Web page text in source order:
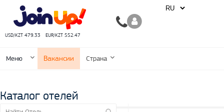
USD/KZT 479.33 EUR/KZT 552.47
Меню Вакансии Страна
Каталог отелей